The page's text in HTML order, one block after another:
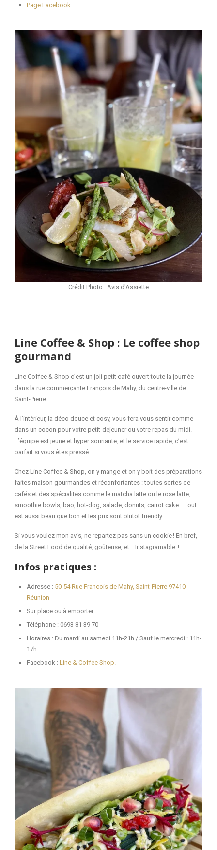
Page Facebook
Crédit Photo : Avis d'Assiette
Line Coffee & Shop : Le coffee shop
gourmand
Line Coffee & Shop c’est un joli petit café ouvert toute la journée
dans la rue commerçante François de Mahy, du centre-ville de
Saint-Pierre.
À l’intérieur, la déco douce et cosy, vous fera vous sentir comme
dans un cocon pour votre petit-déjeuner ou votre repas du midi.
L’équipe est jeune et hyper souriante, et le service rapide, c’est
parfait si vous êtes pressé.
Chez Line Coffee & Shop, on y mange et on y boit des préparations
faites maison gourmandes et réconfortantes : toutes sortes de
cafés et des spécialités comme le matcha latte ou le rose latte,
smoothie bowls, bao, hot-dog, salade, donuts, carrot cake… Tout
est aussi beau que bon et les prix sont plutôt friendly.
Si vous voulez mon avis, ne repartez pas sans un cookie ! En bref,
de la Street Food de qualité, goûteuse, et… Instagramable !
Infos pratiques :
Adresse : 50-54 Rue Francois de Mahy, Saint-Pierre 97410
Réunion
Sur place ou à emporter
Téléphone : 0693 81 39 70
Horaires : Du mardi au samedi 11h-21h / Sauf le mercredi : 11h-
17h
Facebook : Line & Coffee Shop.